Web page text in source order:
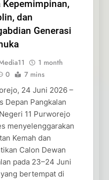
Kepemimpinan,
dan
Generasi
1 month
0 7 mins
24 Juni 2026 –
Depan Pangkalan
11 Purworejo
menyelenggarakan
Kemah dan
Calon Dewan
pada 23–24 Juni
bertempat di